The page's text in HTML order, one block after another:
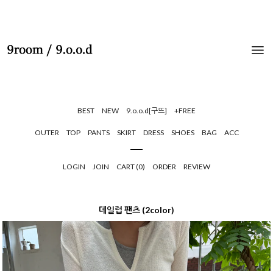
BEST NEW 9.o.o.d[구뜨] +FREE
OUTER TOP PANTS SKIRT DRESS SHOES BAG ACC
LOGIN JOIN CART (0) ORDER REVIEW
데일럽 팬츠 (2color)